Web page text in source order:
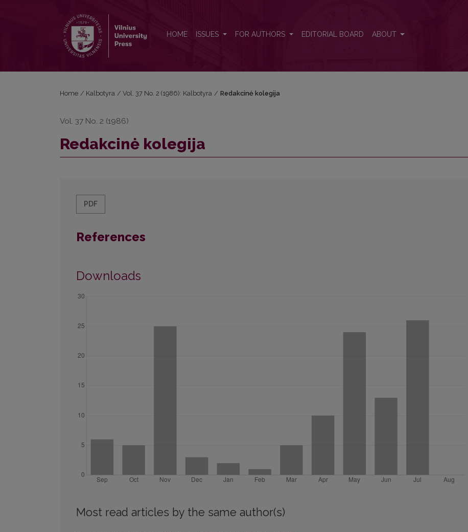
HOME ISSUES FOR AUTHORS EDITORIAL BOARD ABOUT
Home / Kalbotyra / Vol. 37 No. 2 (1986): Kalbotyra / Redakcinė kolegija
Vol. 37 No. 2 (1986)
Redakcinė kolegija
PDF
References
Downloads
Most read articles by the same author(s)